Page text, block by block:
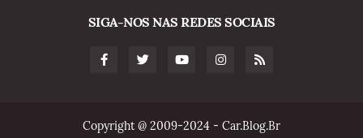
SIGA-NOS NAS REDES SOCIAIS
Copyright @ 2009-2024 - Car.Blog.Br